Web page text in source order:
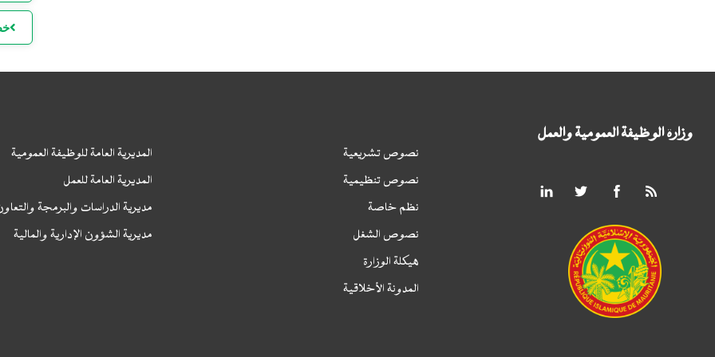
وزارة الوظيفة العمومية والعمل
نصوص تشريعية
نصوص تنظيمية
نظم خاصة
نصوص الشغل
هيكلة الوزارة
المدونة الأخلاقية
المديرية العامة للوظيفة العمومية
المديرية العامة للعمل
مديرية الدراسات والبرمجة
مديرية الشؤون الإدارية والمالية